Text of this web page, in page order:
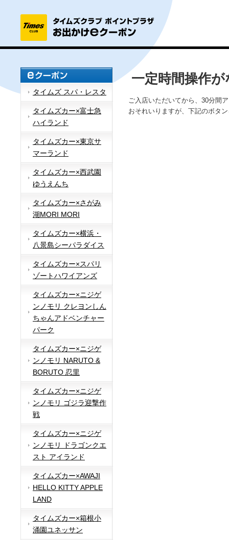
タイムズ スパ・レスタ
タイムズカー×富士急
ハイランド
タイムズカー×東京サ
マーランド
タイムズカー×西武園
ゆうえんち
タイムズカー×さがみ
湖MORI MORI
タイムズカー×横浜・
八景島シーパラダイス
タイムズカー×スパリ
ゾートハワイアンズ
タイムズカー×ニジゲ
ンノモリ クレヨンしん
ちゃんアドベンチャー
パーク
タイムズカー×ニジゲ
ンノモリ NARUTO &
BORUTO 忍里
タイムズカー×ニジゲ
ンノモリ ゴジラ迎撃作
戦
タイムズカー×ニジゲ
ンノモリ ドラゴンクエ
スト アイランド
タイムズカー×AWAJI
HELLO KITTY APPLE
LAND
タイムズカー×箱根小
涌園ユネッサン
一定時間操作
ご入店いただいてから、30分間
おそれいりますが、下記のボタ